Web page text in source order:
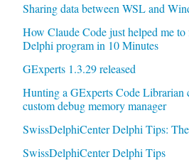
Sharing data between WSL and
How Claude Code just helped me
Delphi program in 10 Minutes
GExperts 1.3.29 released
Hunting a GExperts Code Librarian
custom debug memory manager
SwissDelphiCenter Delphi Tips:
SwissDelphiCenter Delphi Tips